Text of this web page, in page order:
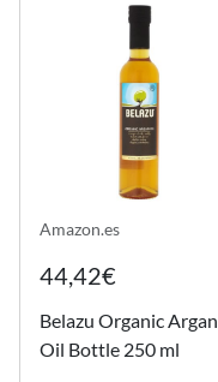
Amazon.es
44,42€
Belazu Organic Argan
Oil Bottle 250 ml